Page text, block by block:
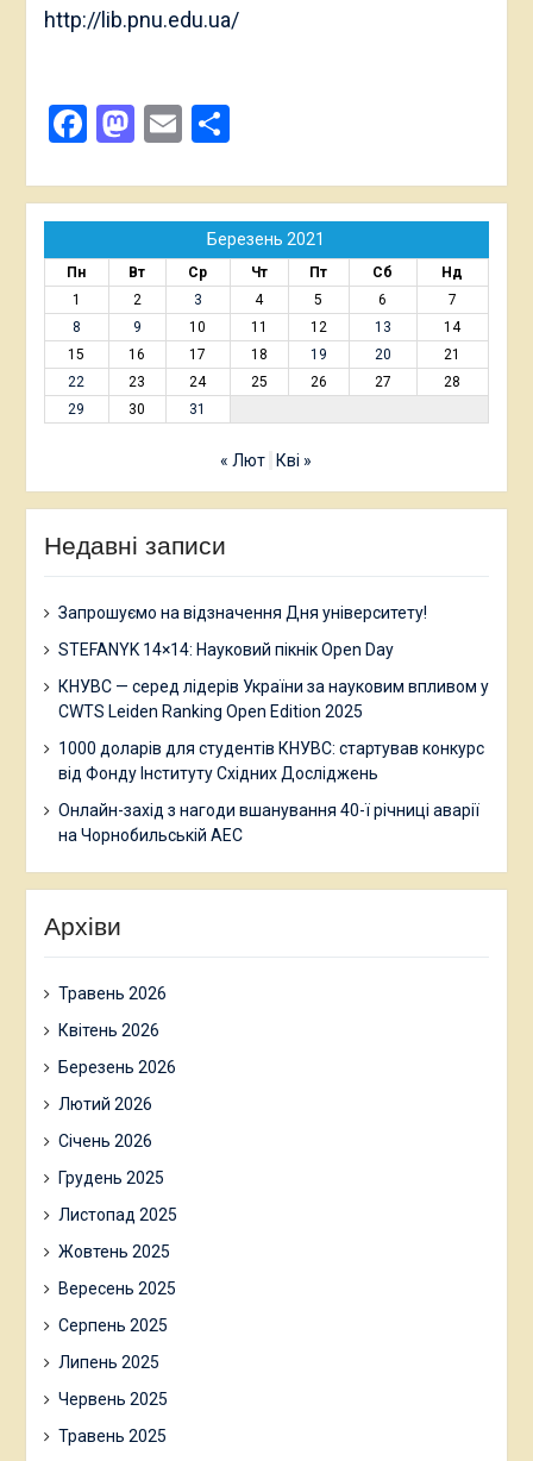
http://lib.pnu.edu.ua/
Facebook
Mastodon
EmailПоділитися
Березень 2021
Пн Вт Ср Чт Пт Сб
Нд
1
2 3 4 5 6
7
8
9 10 11 12 13
14
15
16 17 18 19 20
21
22
23 24 25 26 27
28
29
30 31
« Лют Кві »
Недавні записи
Запрошуємо на відзначення Дня університету!
STEFANYK 14×14: Науковий пікнік Open Day
КНУВС — серед лідерів України за науковим впливом у
CWTS Leiden Ranking Open Edition 2025
1000 доларів для студентів КНУВС: стартував конкурс
від Фонду Інституту Східних Досліджень
Онлайн-захід з нагоди вшанування 40-ї річниці аварії
на Чорнобильській АЕС
Архіви
Травень 2026
Квітень 2026
Березень 2026
Лютий 2026
Січень 2026
Грудень 2025
Листопад 2025
Жовтень 2025
Вересень 2025
Серпень 2025
Липень 2025
Червень 2025
Травень 2025